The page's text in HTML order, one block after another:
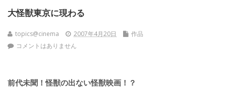
大怪獣東京に現わる
topics@cinema 2007年4月20日
作品
コメントはありません
前代未聞！怪獣の出ない怪獣映画！？